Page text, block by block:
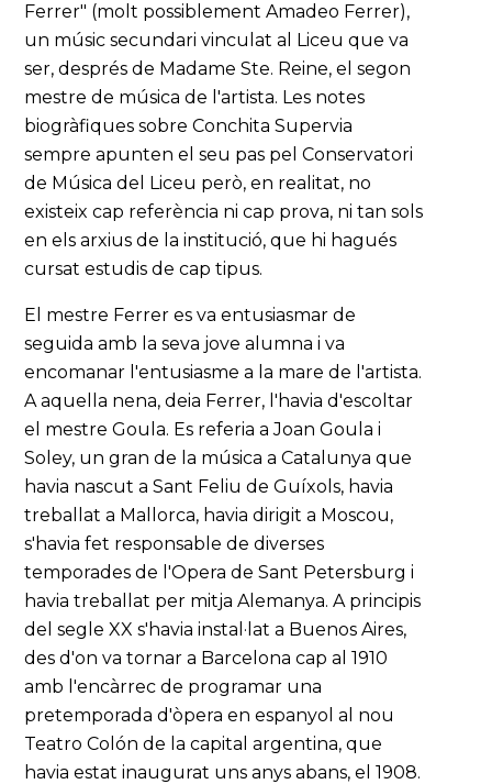
Ferrer" (molt possiblement Amadeo Ferrer),
un músic secundari vinculat al Liceu que va
ser, després de Madame Ste. Reine, el segon
mestre de música de l'artista. Les notes
biogràfiques sobre Conchita Supervia
sempre apunten el seu pas pel Conservatori
de Música del Liceu però, en realitat, no
existeix cap referència ni cap prova, ni tan sols
en els arxius de la institució, que hi hagués
cursat estudis de cap tipus.
El mestre Ferrer es va entusiasmar de
seguida amb la seva jove alumna i va
encomanar l'entusiasme a la mare de l'artista.
A aquella nena, deia Ferrer, l'havia d'escoltar
el mestre Goula. Es referia a Joan Goula i
Soley, un gran de la música a Catalunya que
havia nascut a Sant Feliu de Guíxols, havia
treballat a Mallorca, havia dirigit a Moscou,
s'havia fet responsable de diverses
temporades de l'Opera de Sant Petersburg i
havia treballat per mitja Alemanya. A principis
del segle XX s'havia instal·lat a Buenos Aires,
des d'on va tornar a Barcelona cap al 1910
amb l'encàrrec de programar una
pretemporada d'òpera en espanyol al nou
Teatro Colón de la capital argentina, que
havia estat inaugurat uns anys abans, el 1908.